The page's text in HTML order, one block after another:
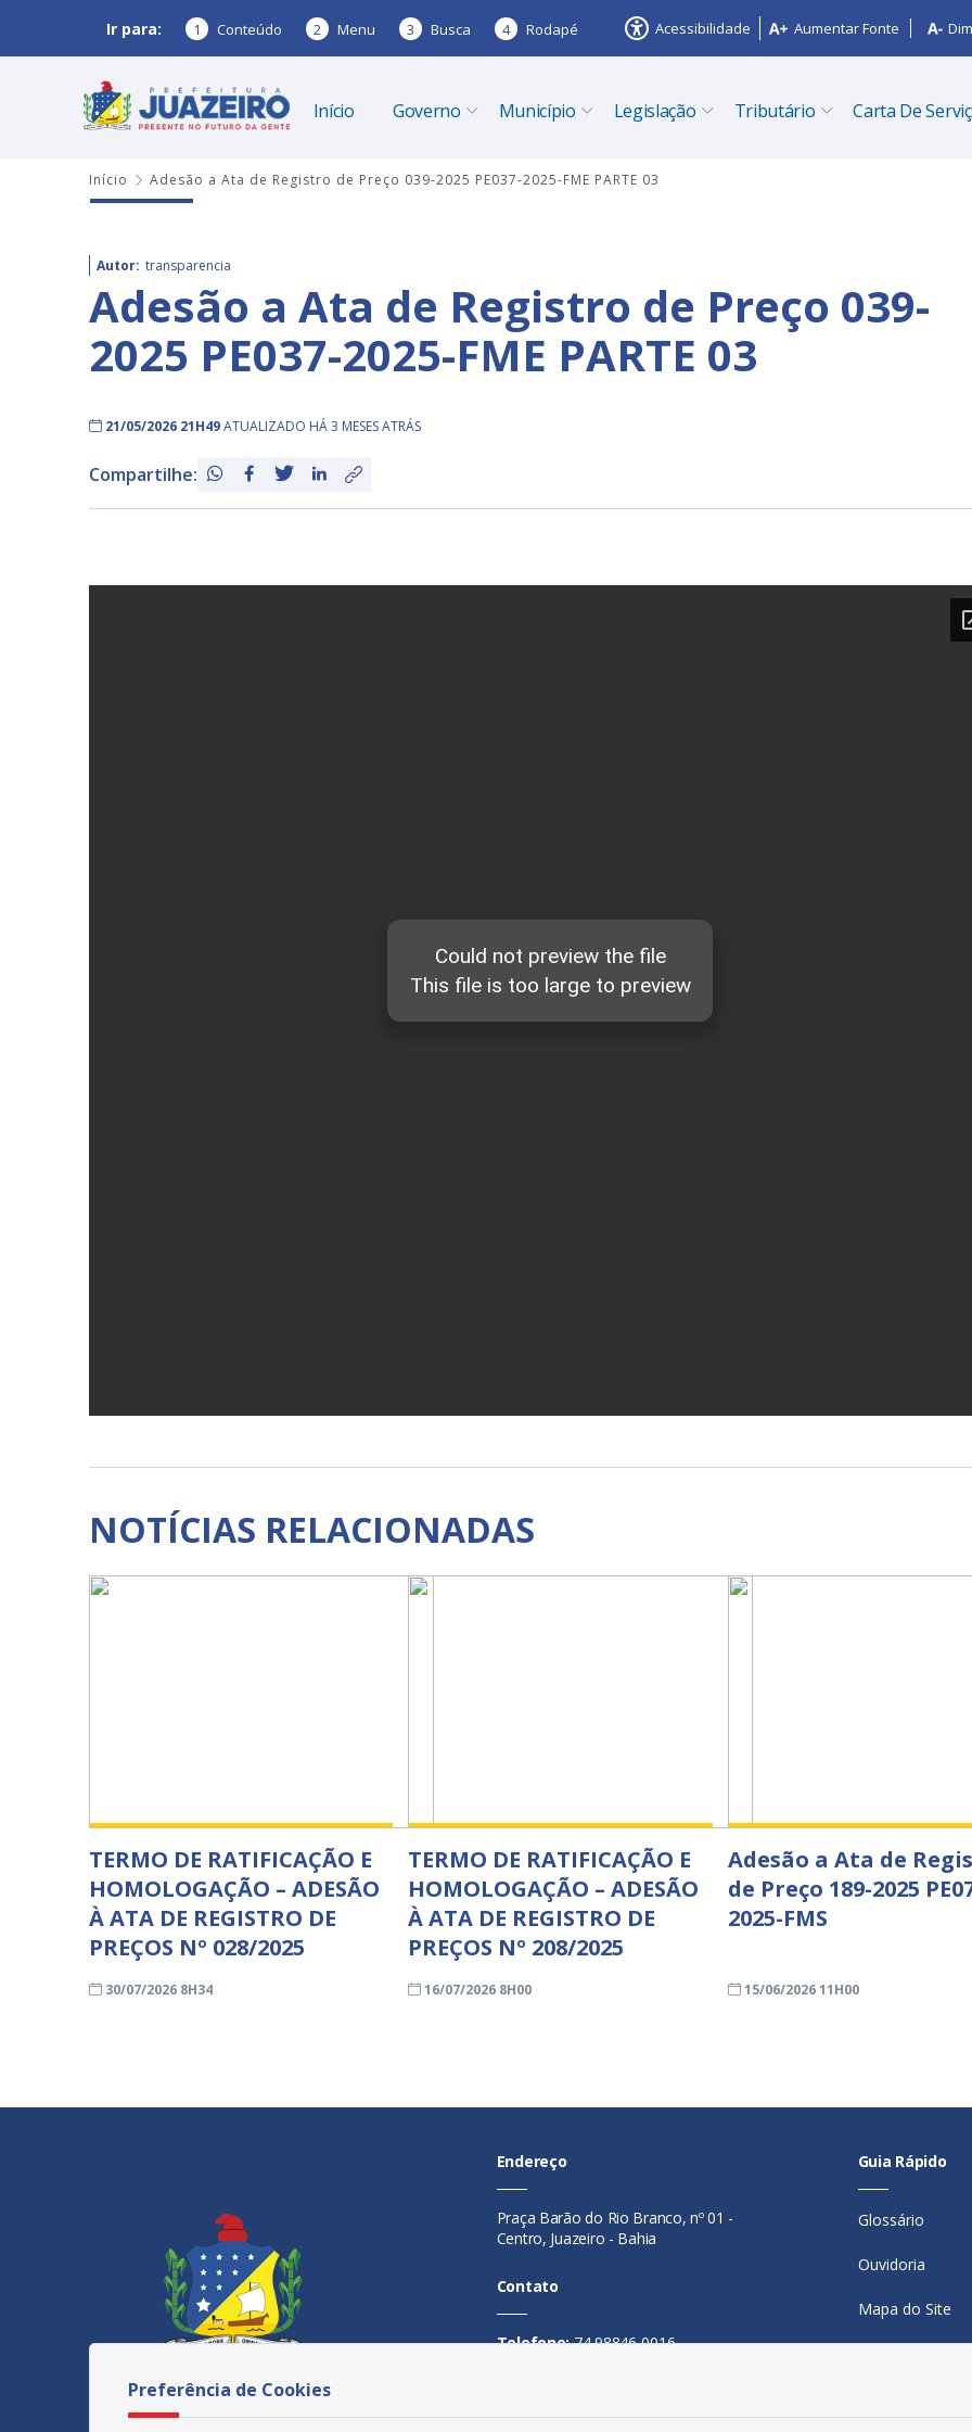
Ir para: 1 Conteúdo 2 Menu 3 Busca 4 Rodapé Acessibilidade Aumentar Fonte
Início Governo Município Legislação Tributário Carta De
Início Adesão a Ata de Registro de Preço 039-2025 PE037-2025-FME PARTE 03
Autor: transparencia
Adesão a Ata de Registro de Preço 039-
2025 PE037-2025-FME PARTE 03
21/05/2026 21H49ATUALIZADO HÁ 3 MESES ATRÁS
Compartilhe:
NOTÍCIAS RELACIONADAS
TERMO DE RATIFICAÇÃO E
HOMOLOGAÇÃO – ADESÃO
À ATA DE REGISTRO DE
PREÇOS Nº 028/2025
30/07/2026 8H34
TERMO DE RATIFICAÇÃO E
HOMOLOGAÇÃO – ADESÃO
À ATA DE REGISTRO DE
PREÇOS Nº 208/2025
16/07/2026 8H00
Adesão a Ata de
de Preço 189-2025
2025-FMS
15/06/2026 11H00
Endereço
Praça Barão do Rio Branco, nº 01 -
Centro, Juazeiro - Bahia
Contato
Telefone:74 98846-0016
Guia Rápido
Glossário
Ouvidoria
Mapa do Site
Preferência de Cookies